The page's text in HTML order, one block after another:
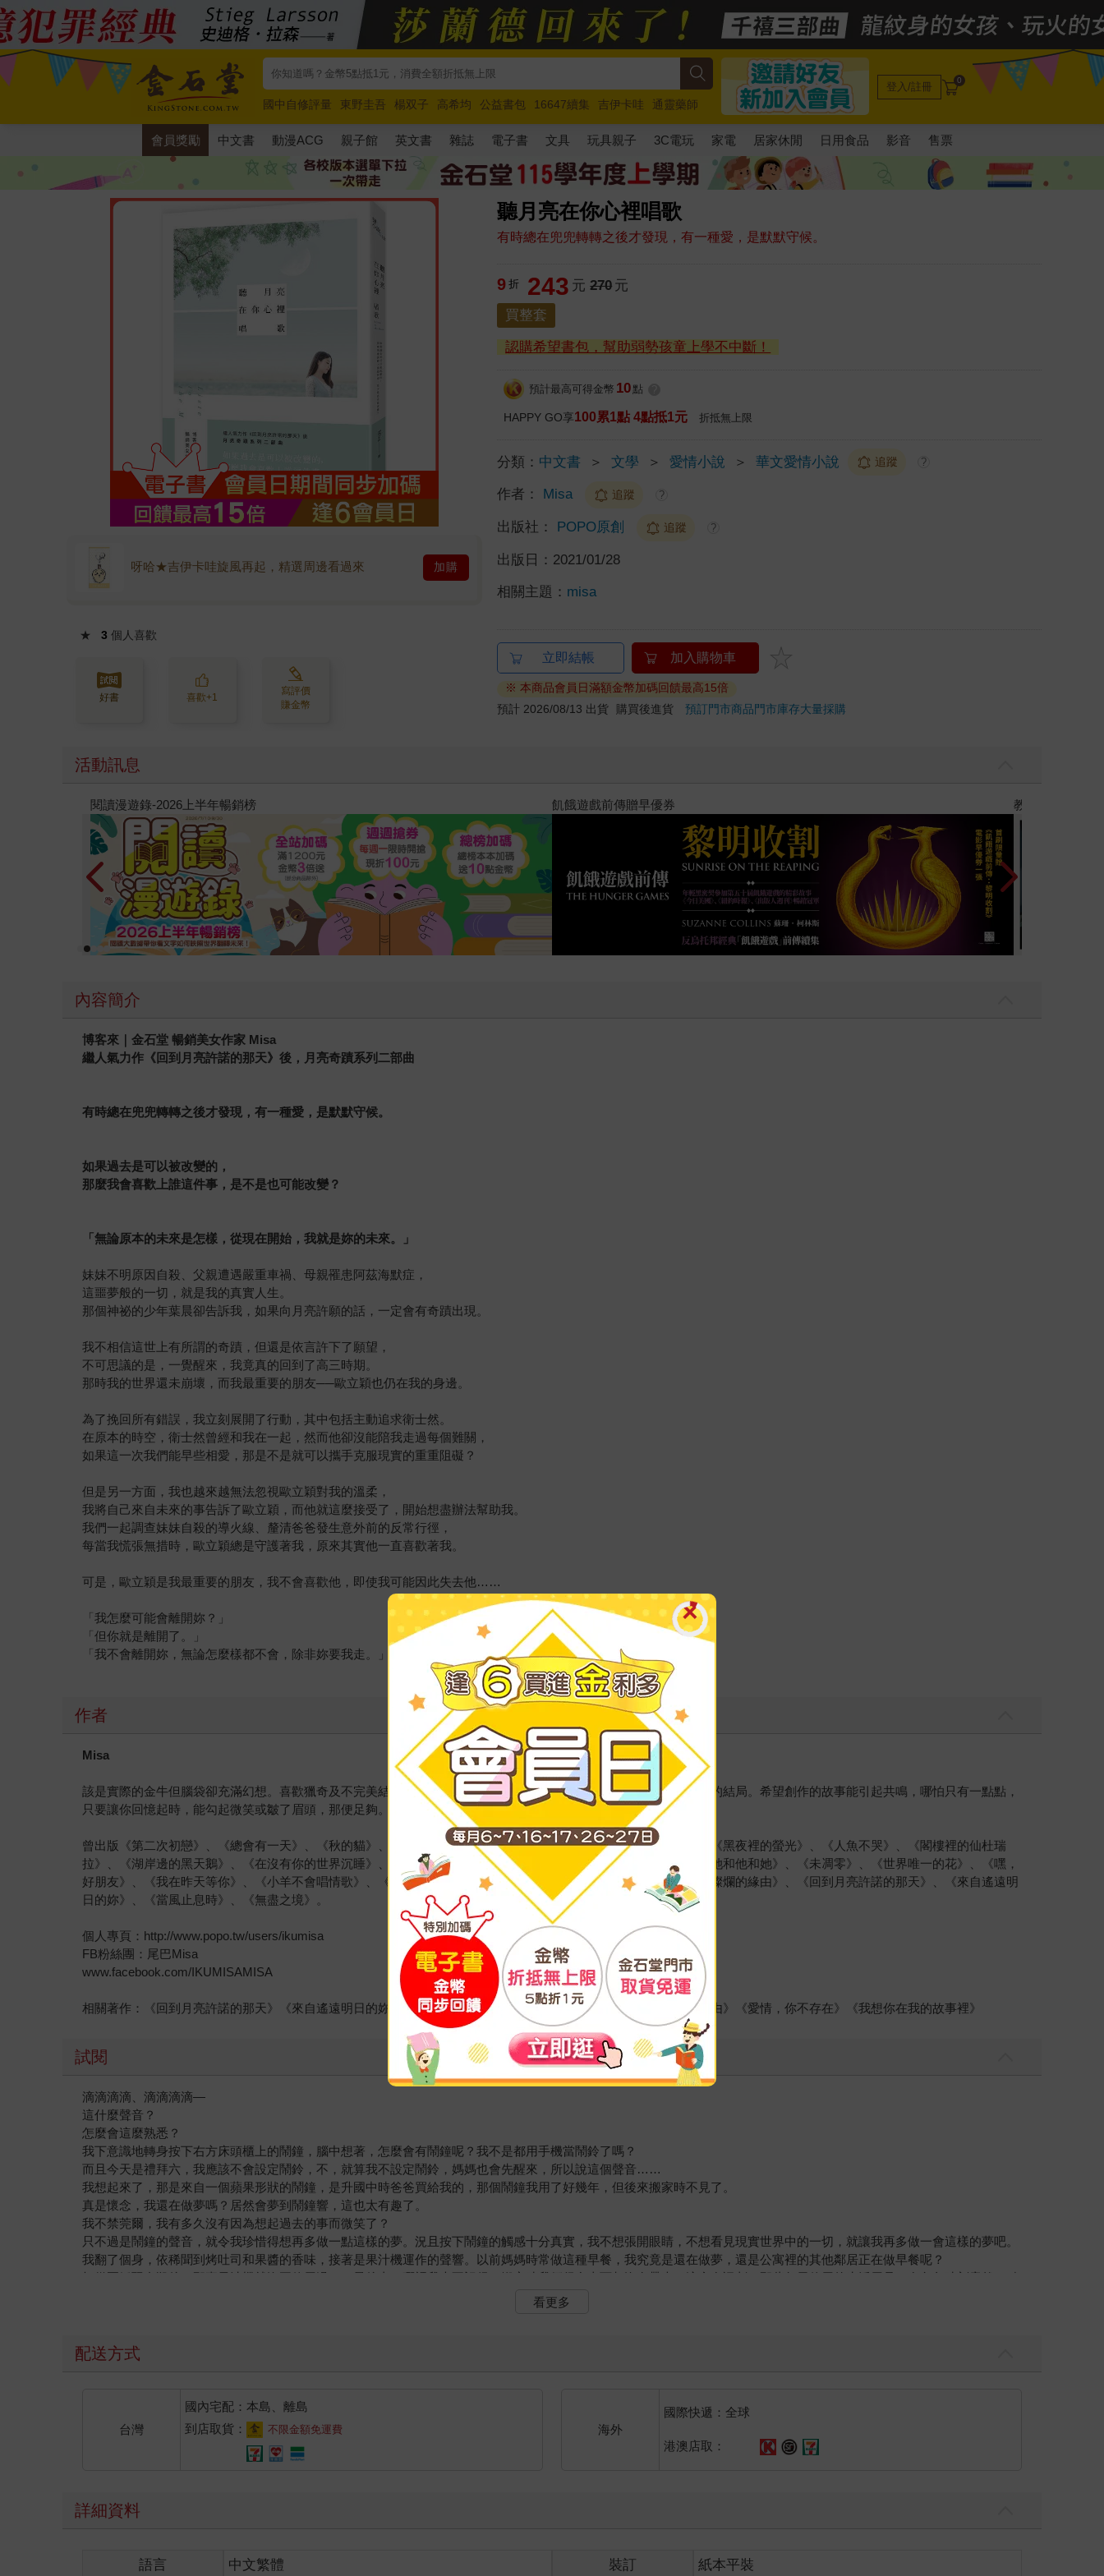
國中自修評量 東野圭吾 楊双子 高希均 公益書包 16647續集 吉伊卡哇
通靈藥師
唯紅花綻放
奧德賽 路邊攤新作 馬斯克 玩具總動員5 超慢跑
登入/註冊 0
會員獎勵 中文書 動漫ACG 親子館 英文書 雜誌 電子書 文具 玩具親子 3C電玩 家電 居家休閒 日用食品 影音 售票
聽月亮在你心裡唱歌
有時總在兜兜轉轉之後才發現，有一種愛，是默默守候。
呀哈★吉伊卡哇旋風再起，精選周邊看過來 加購
★ 3 個人喜歡
好書 喜歡+1
寫評價
賺金幣
9 折 243 元 270 元
買整套
認購希望書包，幫助弱勢孩童上學不中斷！
預計最高可得金幣 10 點
HAPPY GO享100累1點 4點抵1元 折抵無上限
分類： 中文書 ＞ 文學 ＞ 愛情小說 ＞ 華文愛情小說 追蹤 ?
作者： Misa 追蹤 ?
出版社： POPO原創 追蹤 ?
出版日： 2021/01/28
相關主題： misa
立即結帳 加入購物車
※ 本商品會員日滿額金幣加碼回饋最高15倍
預計 2026/08/13 出貨
購買後進貨預訂門市商品門市庫存大量採購
活動訊息
教場電影版 十字殺手【艾迪．弗林系列 前傳】 世界上最透明
內容簡介
博客來｜金石堂 暢銷美女作家 Misa
繼人氣力作《回到月亮許諾的那天》後，月亮奇蹟系列二部曲
有時總在兜兜轉轉之後才發現，有一種愛，是默默守候。
如果過去是可以被改變的，
那麼我會喜歡上誰這件事，是不是也可能改變？
「無論原本的未來是怎樣，從現在開始，我就是妳的未來。」
妹妹不明原因自殺、父親遭遇嚴重車禍、母親罹患阿茲海默症，
這噩夢般的一切，就是我的真實人生。
那個神祕的少年葉晨卻告訴我，如果向月亮許願的話，一定會有奇蹟出現。
我不相信這世上有所謂的奇蹟，但還是依言許下了願望，
不可思議的是，一覺醒來，我竟真的回到了高三時期。
那時我的世界還未崩壞，而我最重要的朋友──歐立穎也仍在我的身邊。
為了挽回所有錯誤，我立刻展開了行動，其中包括主動追求衛士然。
在原本的時空，衛士然曾經和我在一起，然而他卻沒能陪我走過每個難關，
如果這一次我們能早些相愛，那是不是就可以攜手克服現實的重重阻礙？
但是另一方面，我也越來越無法忽視歐立穎對我的溫柔，
我將自己來自未來的事告訴了歐立穎，而他就這麼接受了，開始想盡辦法幫助我。
我們一起調查妹妹自殺的導火線、釐清爸爸發生意外前的反常行徑，
每當我慌張無措時，歐立穎總是守護著我，原來其實他一直喜歡著我。
可是，歐立穎是我最重要的朋友，我不會喜歡他，即使我可能因此失去他……
「我怎麼可能會離開妳？」
「但你就是離開了。」
「我不會離開妳，無論怎麼樣都不會，除非妳要我走。」
作者
Misa
該是實際的金牛但腦袋卻充滿幻想。喜歡獵奇及不完美結局，認為悲傷比喜悅停留人心更久，但依然試圖寫出最完美的結局。希望創作的故事能引起共鳴，哪怕只有一點點，
只要讓你回憶起時，能勾起微笑或皺了眉頭，那便足夠。
曾出版《第二次初戀》、《總會有一天》、《秋的貓》、《這個寒冬不下雪》、《青春副作用》、《微光的翅膀》、《黑夜裡的螢光》、《人魚不哭》、《閣樓裡的仙杜瑞
拉》、《湖岸邊的黑天鵝》、《在沒有你的世界沉睡》、《我想聽見你的聲音》、《最親愛的我們》、《那年夏天，她和他和她》、《未凋零》、《世界唯一的花》、《嘿，
好朋友》、《我在昨天等你》、《小羊不會唱情歌》、《可能幸福的選擇》、《我想你在我的故事裡》、《你是星光燦爛的緣由》、《回到月亮許諾的那天》、《來自遙遠明
日的妳》、《當風止息時》、《無盡之境》。
個人專頁：http://www.popo.tw/users/ikumisa
FB粉絲團：尾巴Misa
www.facebook.com/IKUMISAMISA
相關著作：《回到月亮許諾的那天》《來自遙遠明日的妳（下）》《來自遙遠明日的妳（上）》《你是星光燦爛的緣由》《愛情，你不存在》《我想你在我的故事裡》
試閱
滴滴滴滴、滴滴滴滴—
這什麼聲音？
怎麼會這麼熟悉？
我下意識地轉身按下右方床頭櫃上的鬧鐘，腦中想著，怎麼會有鬧鐘呢？我不是都用手機當鬧鈴了嗎？
而且今天是禮拜六，我應該不會設定鬧鈴，不，就算我不設定鬧鈴，媽媽也會先醒來，所以說這個聲音……
我想起來了，那是來自一個蘋果形狀的鬧鐘，是升國中時爸爸買給我的，那個鬧鐘我用了好幾年，但後來搬家時不見了。
真是懷念，我還在做夢嗎？居然會夢到鬧鐘響，這也太有趣了。
我不禁莞爾，我有多久沒有因為想起過去的事而微笑了？
只不過是鬧鐘的聲音，就令我珍惜得想再多做一點這樣的夢。況且按下鬧鐘的觸感十分真實，我不想張開眼睛，不想看見現實世界中的一切，就讓我再多做一會這樣的夢吧。
我翻了個身，依稀聞到烤吐司和果醬的香味，接著是果汁機運作的聲響。以前媽媽時常做這種早餐，我究竟是還在做夢，還是公寓裡的其他鄰居正在做早餐呢？
打從夏靜羽自殺後，那臺果汁機就沒再使用過了，最後去了哪裡我也不記得，搬家時我們很多東西都沒有帶走。這實在諷刺，那些每天使用的生活用品，在危急時刻竟然一點
「姊，妳還要睡多久？」夏靜羽不耐煩地喊，我從床上彈起來，而夏靜羽也正巧打開我的房門。
無論是眼前的夏靜羽，或是我身處的地方。
「姊，妳怎麼這種表情？」她穿著國中制服，而我眼眶泛紅。
她從來沒在我或任何人的夢境中現身過，沒人知道她自殺的理由是什麼，她的日記、筆記本、課本、e-mail，一切可能留下訊息的東西全被她清理掉了。
「妳真的瘋了，媽！妳看姊姊啦！」
「妳們真是一秒都不得閒，每天都吵吵鬧鬧。」爸爸搖頭，繞過我要往他的房間走，我卻忍不住撲進爸爸懷中大哭起來。
看更多
配送方式
台灣
國內宅配：本島、離島
到店取貨：
不限金額免運費 海外
國際快遞：全球
港澳店取：
詳細資料
語言 中文繁體 裝訂
紙本平裝